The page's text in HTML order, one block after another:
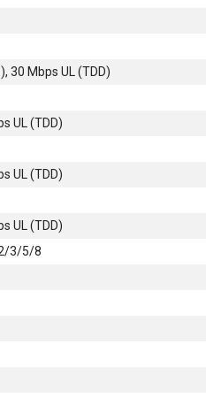
30 Mbps UL (TDD)
UL (TDD)
UL (TDD)
UL (TDD)
3/5/8